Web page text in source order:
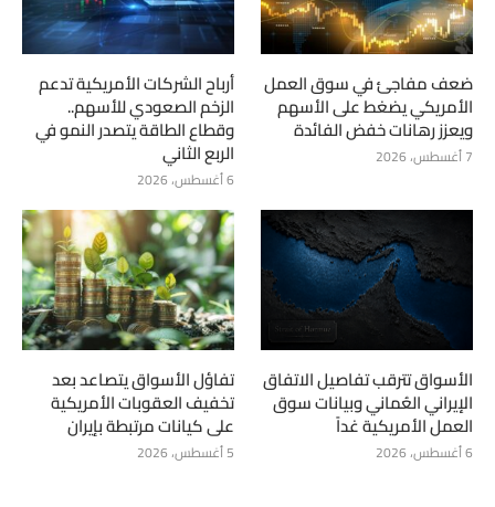
ضعف مفاجئ في سوق العمل
الأمريكي يضغط على الأسهم
ويعزز رهانات خفض الفائدة
7 أغسطس، 2026
أرباح الشركات الأمريكية تدعم
الزخم الصعودي للأسهم..
وقطاع الطاقة يتصدر النمو في
الربع الثاني
6 أغسطس، 2026
الأسواق تترقب تفاصيل الاتفاق
الإيراني العُماني وبيانات سوق
العمل الأمريكية غداً
6 أغسطس، 2026
تفاؤل الأسواق يتصاعد بعد
تخفيف العقوبات الأمريكية
على كيانات مرتبطة بإيران
5 أغسطس، 2026